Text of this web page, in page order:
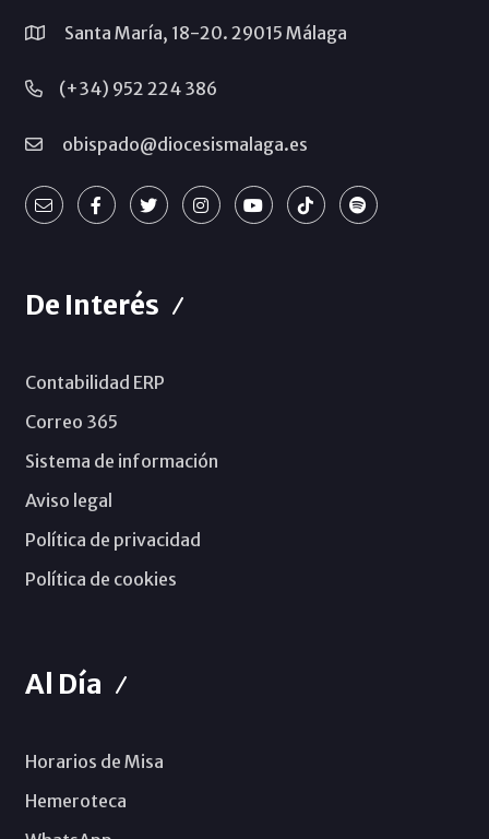
Santa María, 18-20. 29015 Málaga
(+34) 952 224 386
obispado@diocesismalaga.es
De Interés
Contabilidad ERP
Correo 365
Sistema de información
Aviso legal
Política de privacidad
Política de cookies
Al Día
Horarios de Misa
Hemeroteca